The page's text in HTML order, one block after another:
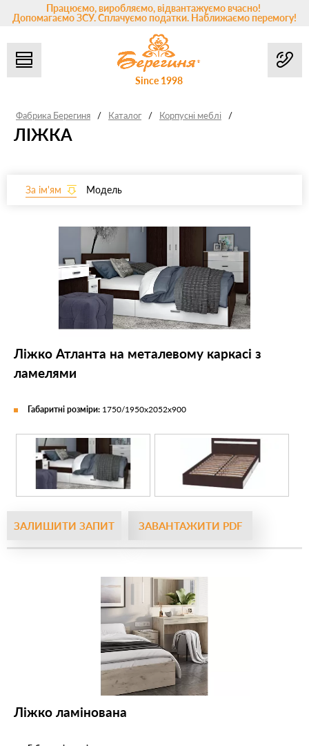
Працюємо, виробляємо, відвантажуємо вчасно!
Допомагаємо ЗСУ. Сплачуємо податки. Наближаємо перемогу!
Since 1998
Фабрика Берегиня / Каталог / Корпусні меблі /
ЛІЖКА
За ім'ям Модель
Ліжко Атланта на металевому каркасі з
ламелями
ЗАЛИШИТИ ЗАПИТ ЗАВАНТАЖИТИ PDF
Габаритні розміри: 1750/1950х2052х900
Ліжко ламінована